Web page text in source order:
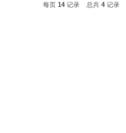
每页 14记录 总共 4记录